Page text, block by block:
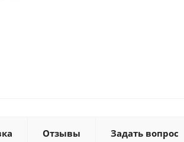
Отзывы Задать вопрос